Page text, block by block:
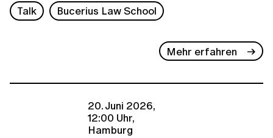
Talk Bucerius Law School
Mehr erfahren
20. Juni 2026,
12:00 Uhr,
Hamburg